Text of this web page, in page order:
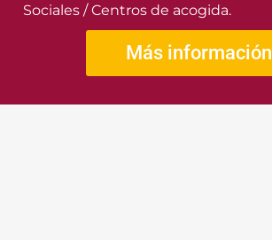
Sociales / Centros de acogida.
Más información